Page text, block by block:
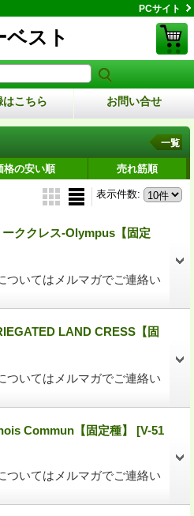
PCサイト
スト
はこちら お問い合せ
一覧
格の安い順 売れ筋順
表示件数:
ククレス-Olympus【固定
ついてはメルマガでご連絡い
LAND CRESS【固
ついてはメルマガでご連絡い
Commun【固定種】 [V-51
ついてはメルマガでご連絡い